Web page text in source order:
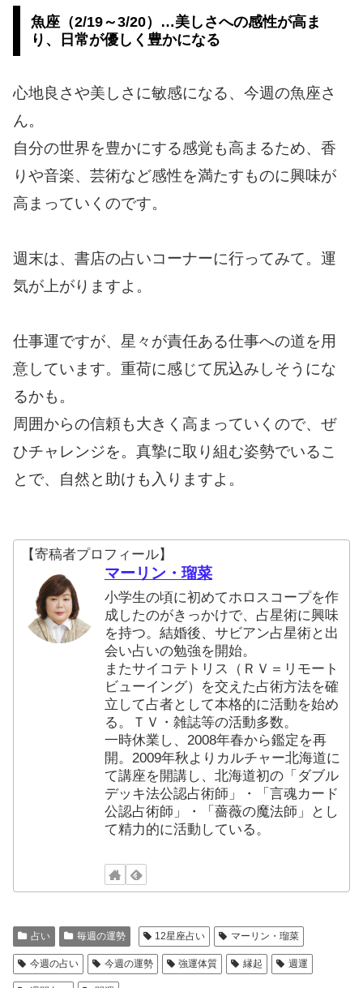
魚座（2/19～3/20）…美しさへの感性が高ま
り、日常が優しく豊かになる
心地良さや美しさに敏感になる、今週の魚座さ
ん。
自分の世界を豊かにする感覚も高まるため、香
りや音楽、芸術など感性を満たすものに興味が
高まっていくのです。
週末は、書店の占いコーナーに行ってみて。運
気が上がりますよ。
仕事運ですが、星々が責任ある仕事への道を用
意しています。重荷に感じて尻込みしそうにな
るかも。
周囲からの信頼も大きく高まっていくので、ぜ
ひチャレンジを。真摯に取り組む姿勢でいるこ
とで、自然と助けも入りますよ。
【寄稿者プロフィール】
マーリン・瑠菜
小学生の頃に初めてホロスコープを作
成したのがきっかけで、占星術に興味
を持つ。結婚後、サビアン占星術と出
会い占いの勉強を開始。
またサイコテトリス（ＲＶ＝リモート
ビューイング）を交えた占術方法を確
立して占者として本格的に活動を始め
る。ＴＶ・雑誌等の活動多数。
一時休業し、2008年春から鑑定を再
開。2009年秋よりカルチャー北海道に
て講座を開講し、北海道初の「ダブル
デッキ法公認占術師」・「言魂カード
公認占術師」・「薔薇の魔法師」とし
て精力的に活動している。
占い 毎週の運勢 12星座占い マーリン・瑠菜
今週の占い 今週の運勢 強運体質 縁起 週運